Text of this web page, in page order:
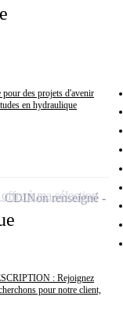
des projets d'avenir
en hydraulique
: Rejoignez
pour notre client,
CDINon renseigné
à ma sélection